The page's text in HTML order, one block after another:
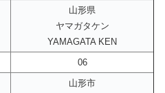
山形県
ヤマガタケン
YAMAGATA KEN
06
山形市